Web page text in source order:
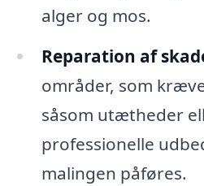
alger og mos.
Reparation af
områder, som
såsom utætheder
professionelle
malingen påføres.